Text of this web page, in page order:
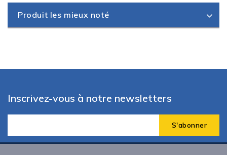
Produit les mieux noté
Inscrivez-vous à notre newsletters